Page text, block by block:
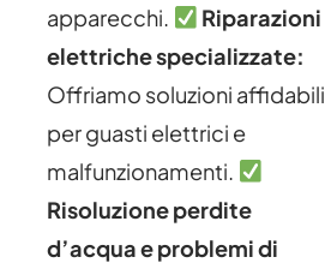
apparecchi.
Riparazioni
elettriche specializzate:
Offriamo soluzioni affidabili
per guasti elettrici e
malfunzionamenti.
Risoluzione perdite
d’acqua e problemi di